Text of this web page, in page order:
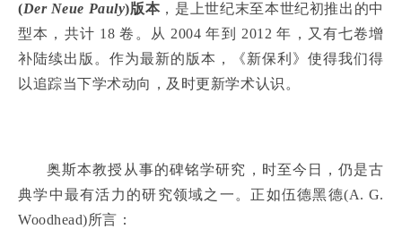
(Der Neue Pauly)版本，是上世纪末至本世纪初推出的中
型本，共计 18 卷。从 2004 年到 2012 年，又有七卷增
补陆续出版。作为最新的版本，《新保利》使得我们得
以追踪当下学术动向，及时更新学术认识。
奥斯本教授从事的碑铭学研究，时至今日，仍是古
典学中最有活力的研究领域之一。正如伍德黑德(A. G.
Woodhead)所言：